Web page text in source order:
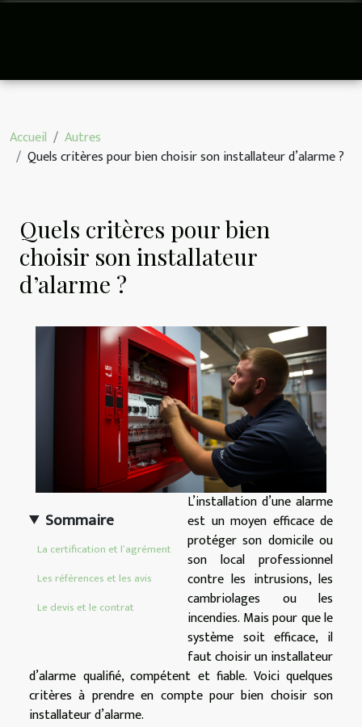
Accueil
Autres
Quels critères pour bien choisir son installateur d’alarme ?
Quels critères pour bien
choisir son installateur
d’alarme ?
Sommaire
La certification et l’agrément
Les références et les avis
Le devis et le contrat
L’installation d’une alarme
est un moyen efficace de
protéger son domicile ou
son local professionnel
contre les intrusions, les
cambriolages ou les
incendies. Mais pour que le
système soit efficace, il
faut choisir un installateur
d’alarme qualifié, compétent et fiable. Voici quelques
critères à prendre en compte pour bien choisir son
installateur d’alarme.